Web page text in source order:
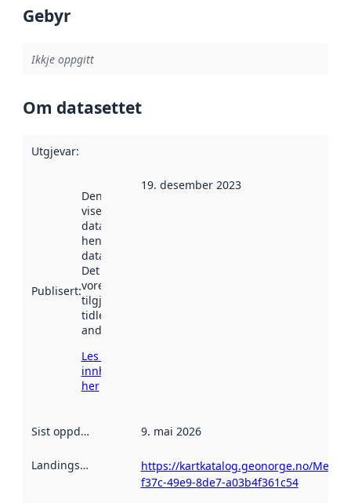
Gebyr
Ikkje oppgitt
Om datasettet
Utgjevar:
Publisert:
Denne datoen
viser når
datasettet vart
henta inn av
data.norge.no.
Det kan ha
vore
tilgjengeleg
tidlegare
andre stader.
Les meir om
innhenting
her
19. desember 2023
Sist oppdatert 9. mai 2026
Landingsside
https://kartkatalog.geonorge.no/
f37c-49e9-8de7-a03b4f361c54